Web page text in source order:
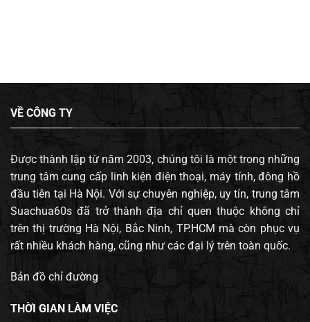
VỀ CÔNG TY
Được thành lập từ năm 2003, chúng tôi là một trong những
trung tâm cung cấp linh kiện điện thoại, máy tính, đông hồ
đầu tiên tại Hà Nội. Với sự chuyên nghiệp, uy tín, trung tâm
Suachua60s đã trở thành địa chỉ quen thuộc không chỉ
trên thị trường Hà Nội, Bắc Ninh, TP.HCM mà còn phục vụ
rất nhiều khách hàng, cũng như các đại lý trên toàn quốc.
Bản đồ chỉ đường
THỜI GIAN LÀM VIỆC